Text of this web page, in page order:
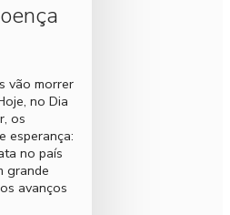
vão morrer
no Dia
os
esperança:
no país
grande
avanços